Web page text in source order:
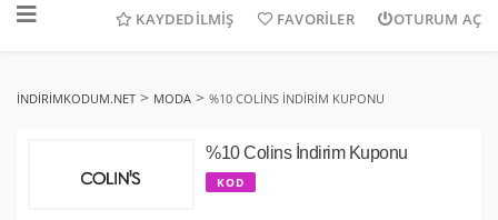
geç
KAYDEDILMIŞ FAVORILER OTURUM AÇ
INDIRIMKODUM.NET > MODA > %10 COLINS İNDIRIM KUPONU
%10 Colins İndirim Kuponu
KOD